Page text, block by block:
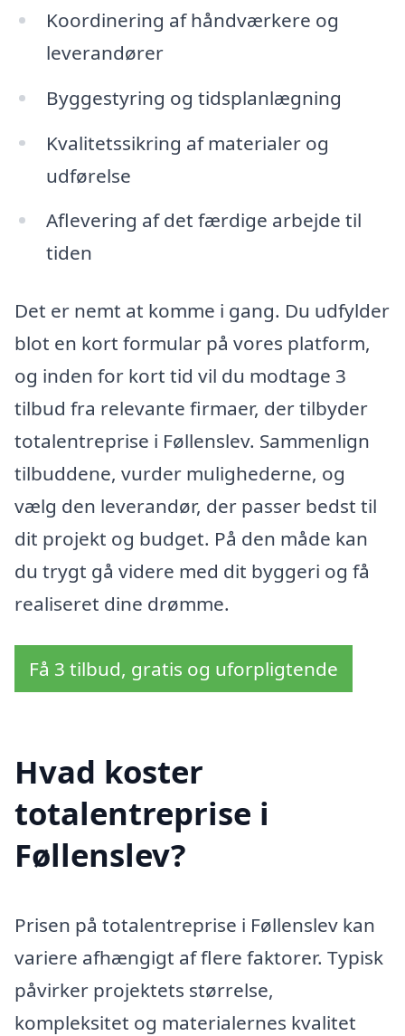
Koordinering af håndværkere og
leverandører
Byggestyring og tidsplanlægning
Kvalitetssikring af materialer og
udførelse
Aflevering af det færdige arbejde til
tiden
Det er nemt at komme i gang. Du udfylder
blot en kort formular på vores platform,
og inden for kort tid vil du modtage 3
tilbud fra relevante firmaer, der tilbyder
totalentreprise i Føllenslev. Sammenlign
tilbuddene, vurder mulighederne, og
vælg den leverandør, der passer bedst til
dit projekt og budget. På den måde kan
du trygt gå videre med dit byggeri og få
realiseret dine drømme.
Få 3 tilbud, gratis og uforpligtende
Hvad koster
totalentreprise i
Føllenslev?
Prisen på totalentreprise i Føllenslev kan
variere afhængigt af flere faktorer. Typisk
påvirker projektets størrelse,
kompleksitet og materialernes kvalitet